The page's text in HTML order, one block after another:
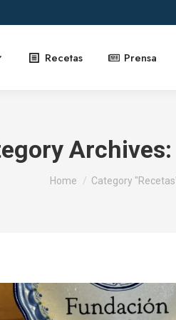
Recetas Prensa
Archives:
You are here:
Home Category